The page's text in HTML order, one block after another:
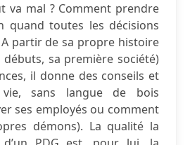
va mal ? Comment prendre
quand toutes les décisions
partir de sa propre histoire
débuts, sa première société)
il donne des conseils et
sans langue de bois
ses employés ou comment
démons). La qualité la